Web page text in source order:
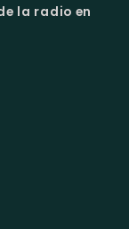
la radio en